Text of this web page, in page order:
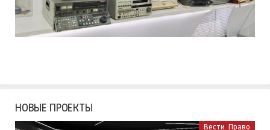
НОВЫЕ ПРОЕКТЫ
Вести. Право